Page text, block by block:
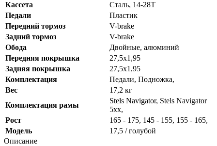
Кассета
Сталь, 14-28Т
Педали
Пластик
Передний тормоз
V-brake
Задний тормоз
V-brake
Обода
Двойные, алюминий
Передняя покрышка
27,5x1,95
Задняя покрышка
27,5x1,95
Комплектация
Педали, Подножка,
Вес
17,2 кг
Комплектация рамы
Stels Navigator, Stels Navigator
5xx,
Рост
165 - 175, 145 - 155, 155 - 165,
Модель
17,5 / голубой
Описание